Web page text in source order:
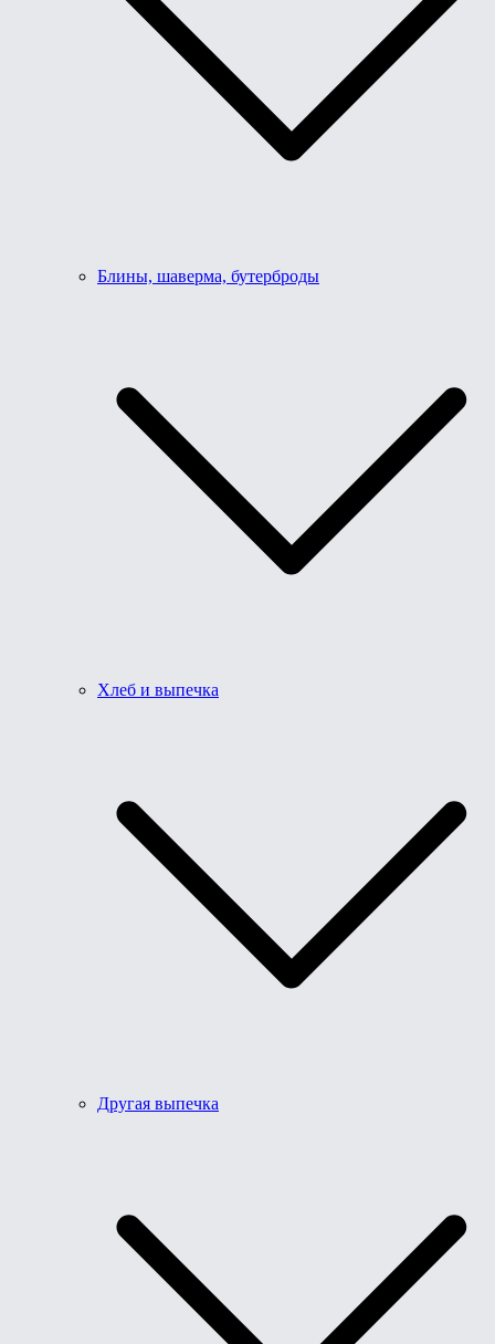
Блины, шаверма, бутерброды
Хлеб и выпечка
Другая выпечка